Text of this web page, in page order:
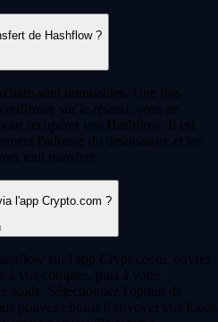
de Hashflow ?
sont immuables. Une fois
sur le réseau, vous ne
récupérer vos Hashflow. Il est
l'adresse du destinataire et les
tout transfert.
l'app Crypto.com ?
sur l'app Crypto.com, ouvrez
à vos comptes, puis à votre
solde. Sélectionnez l'option de
pouvez choisir d'envoyer vos fonds